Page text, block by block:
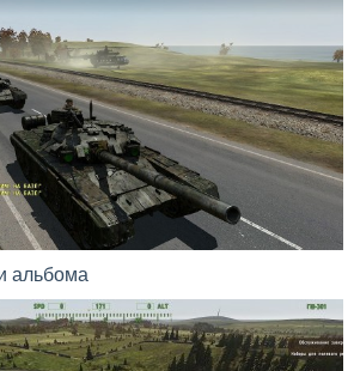
альбома